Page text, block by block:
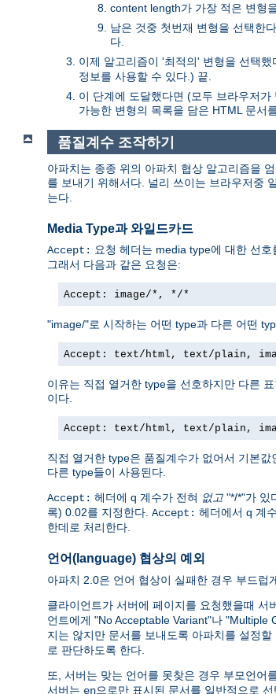
content length가 가장 적은 변형
남은 것중 첫번재 변형을 선택한
다.
이제 알고리즘이 '최적의' 변형을 선택
정보를 사용할 수 있다.) 끝.
이 단계에 도달했다면 (모두 브라우저
가능한 변형의 목록을 담은 HTML 문서
품질계수 조작하기
아파치는 종종 위의 아파치 협상 알고리즘을
를 보내기 위해서다. 널리 쓰이는 브라우저중
는다.
Media Type과 와일드카드
Accept: 요청 헤더는 media type에 대한 선
그래서 다음과 같은 요청은:
Accept: image/*, */*
"image/"로 시작하는 어떤 type과 다른 어떤
Accept: text/html, text/plain,
이유는 직접 열거한 type을 선호하지만 다른
이다.
Accept: text/html, text/plain,
직접 열거한 type은 품질계수가 없어서 기본
다른 type들이 사용된다.
Accept: 헤더에 q 계수가 전혀 없고 "*/*"가 있
록) 0.02를 지정한다. Accept: 헤더에서 q 계
한데로 처리한다.
언어(language) 협상의 예외
아파치 2.0은 언어 협상이 실패한 경우 부드럽
클라이언트가 서버에 페이지를 요청했을때 서
언트에게 "No Acceptable Variant"나 "Multiple
지는 않지만 문서를 보내도록 아파치를 설정할
로 판단하도록 한다.
또, 서버는 맞는 언어를 못찾은 경우 부모언어
서버는 en으로만 표시된 문서를 일반적으로